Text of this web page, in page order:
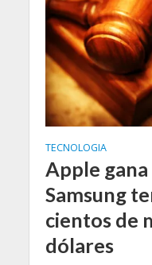
TECNOLOGIA
Apple
Samsung
cientos de
dólares